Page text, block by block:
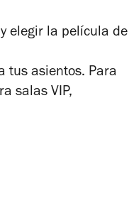
y elegir la película de
tus asientos. Para
salas VIP,